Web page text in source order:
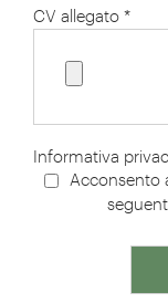
CV allegato *
Informativa
Acconsento